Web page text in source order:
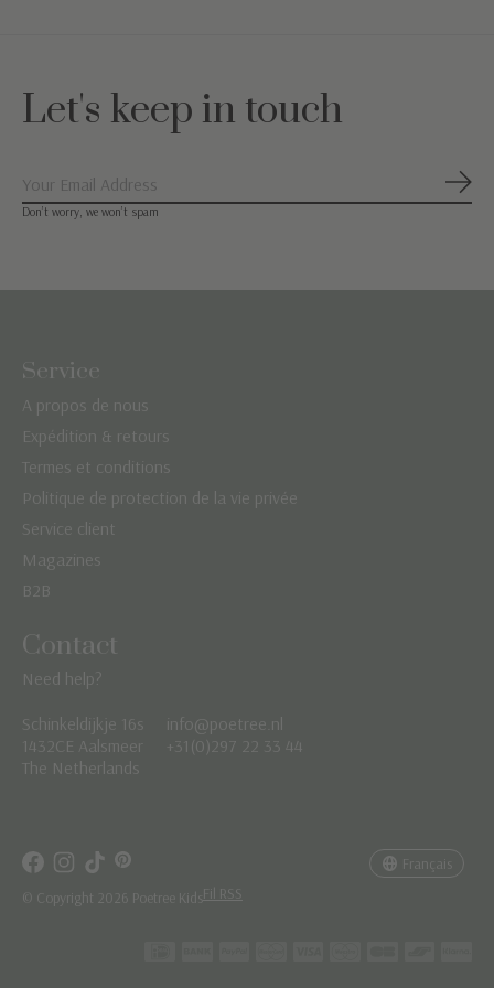
Let's keep in touch
Don’t worry, we won’t spam
Service
A propos de nous
Expédition & retours
Termes et conditions
Politique de protection de la vie privée
Service client
Magazines
B2B
Contact
Need help?
Schinkeldijkje 16s
1432CE Aalsmeer
The Netherlands
info@poetree.nl
+31(0)297 22 33 44
© Copyright 2026 Poetree Kids Fil RSS
Français
Nederlands